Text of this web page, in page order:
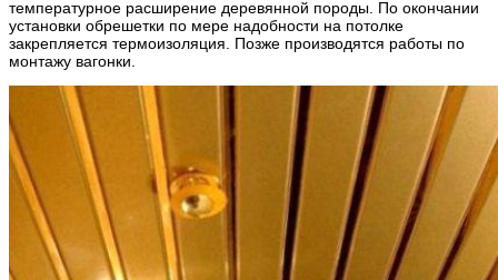
температурное расширение деревянной породы. По окончании
установки обрешетки по мере надобности на потолке
закрепляется термоизоляция. Позже производятся работы по
монтажу вагонки.